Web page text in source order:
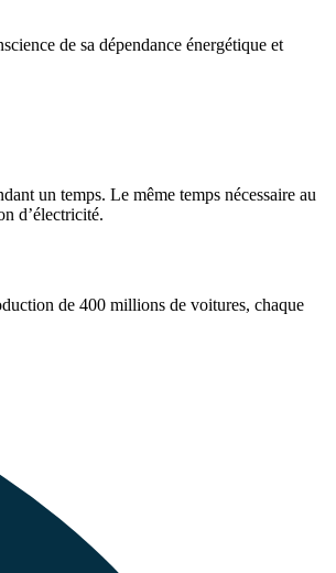
de sa dépendance énergétique et
un temps. Le même temps nécessaire au
d’électricité.
de 400 millions de voitures, chaque